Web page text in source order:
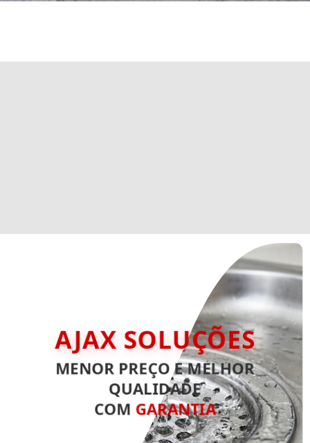
AJAX SOLUÇÕES
MENOR PREÇO E MELHOR
QUALIDADE
COM GARANTIA